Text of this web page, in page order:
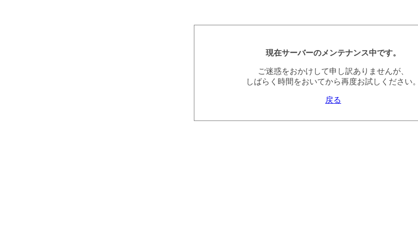
現在サーバーのメンテナンス中です。
ご迷惑をおかけして申し訳ありませんが、
しばらく時間をおいてから再度お試しください。
戻る